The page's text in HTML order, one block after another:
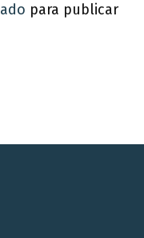
para publicar